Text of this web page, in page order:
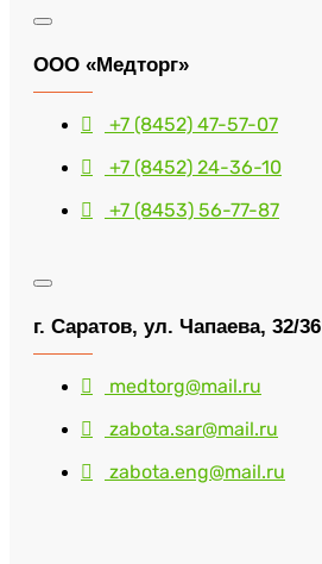
ООО «Медторг»
+7 (8452) 47-57-07
+7 (8452) 24-36-10
+7 (8453) 56-77-87
г. Саратов, ул. Чапаева, 32/36
medtorg@mail.ru
zabota.sar@mail.ru
zabota.eng@mail.ru